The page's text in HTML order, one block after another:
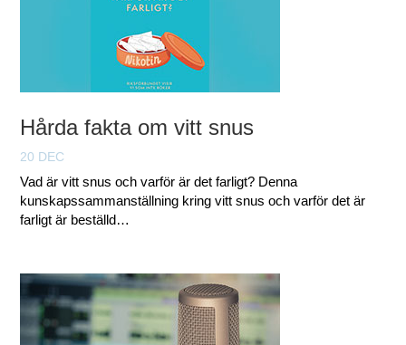
Hårda fakta om vitt snus
20 DEC
Vad är vitt snus och varför är det farligt? Denna
kunskapssammanställning kring vitt snus och varför det är
farligt är beställd…